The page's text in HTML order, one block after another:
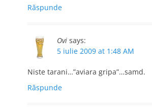
Răspunde
Ovi says:
5 iulie 2009 at 1:48 AM
Niste tarani…”aviara gripa”…samd.
Răspunde